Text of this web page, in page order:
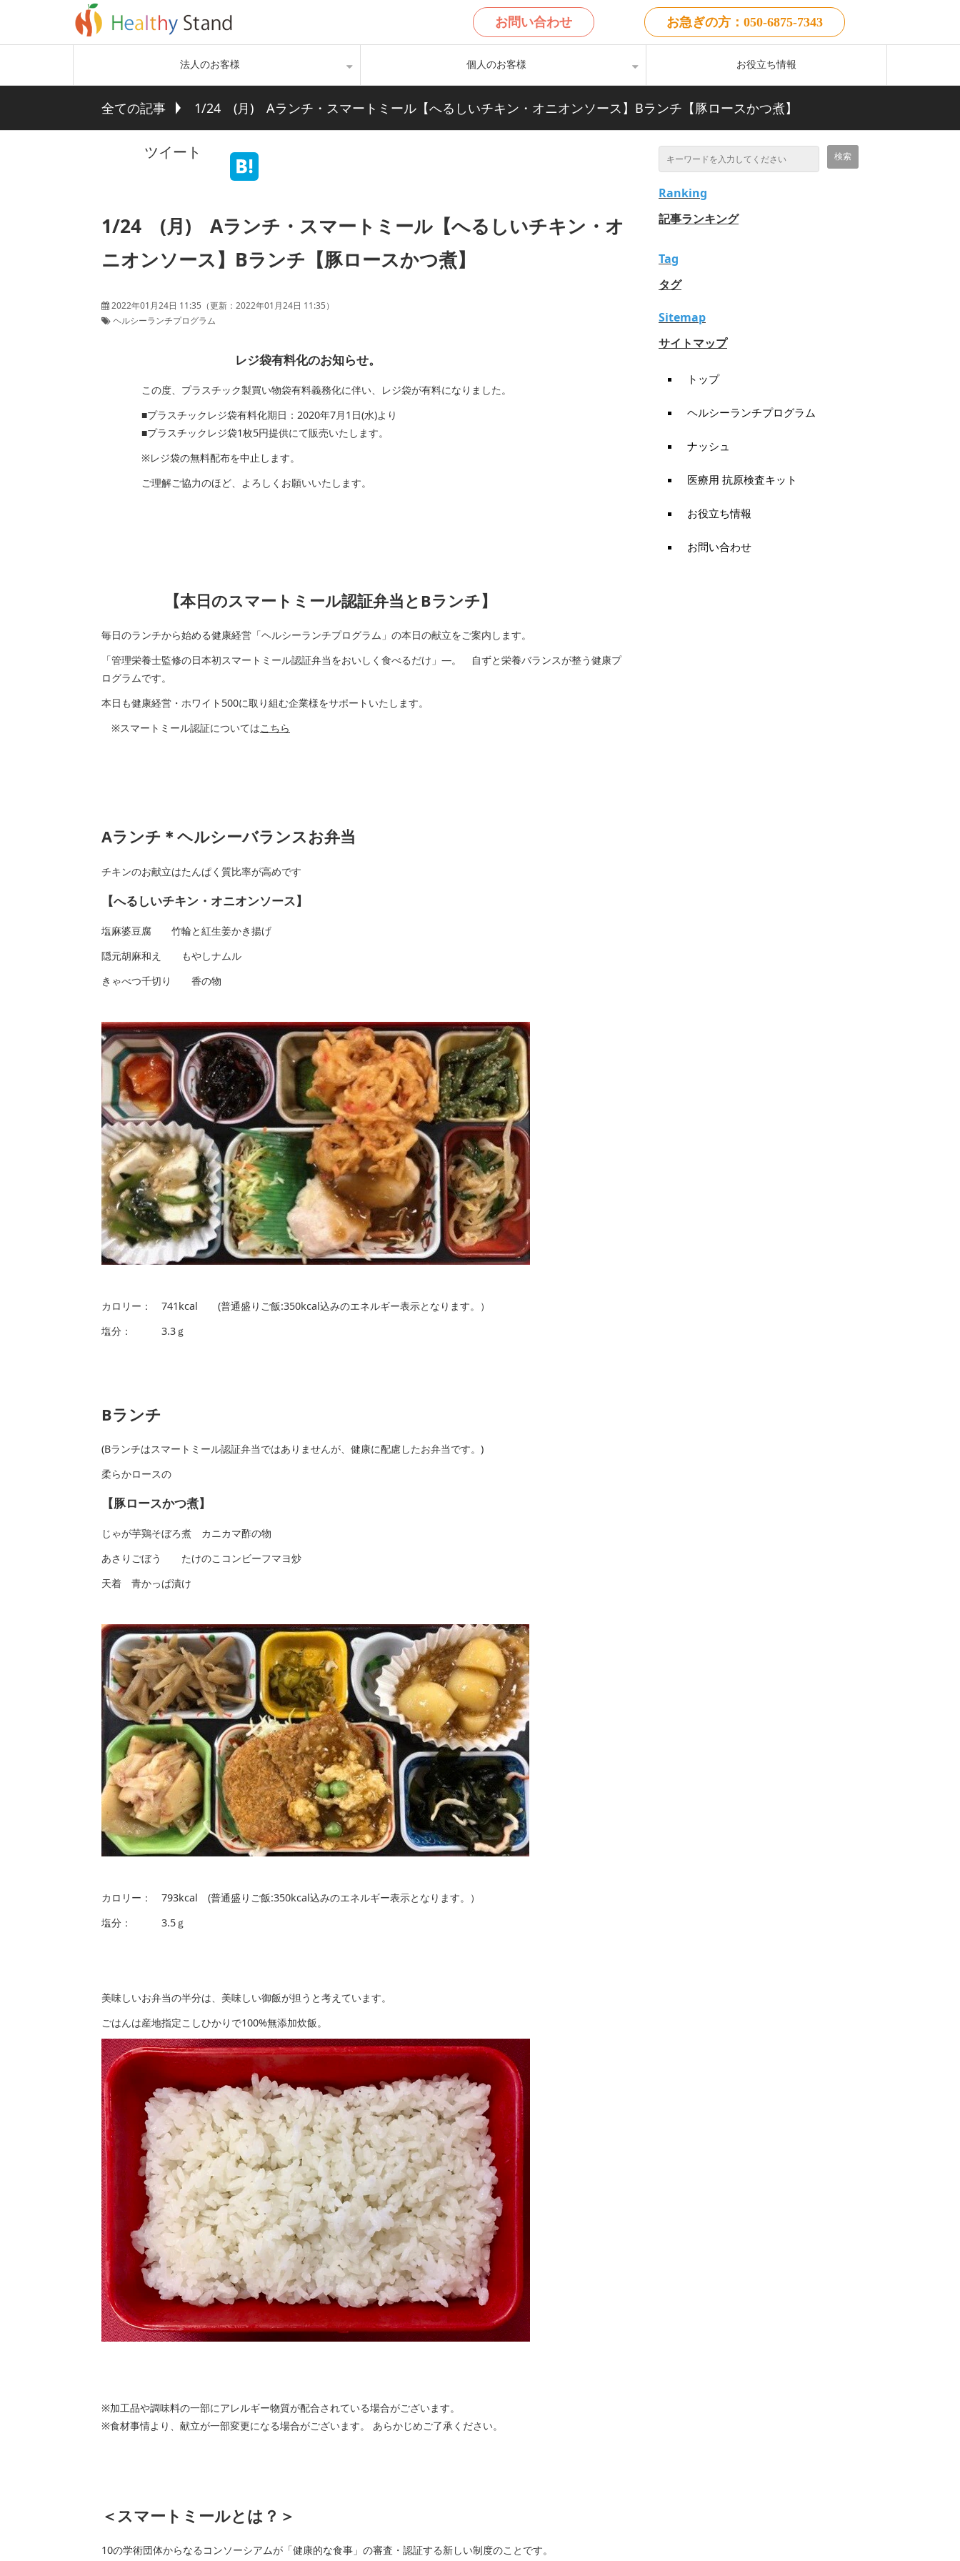
お問い合わせ お急ぎの方：050-6875-7343
法人のお客様 個人のお客様 お役立ち情報
全ての記事 1/24 (月) Aランチ・スマートミール【へるしいチキン・オニオンソース】Bランチ【豚ロースかつ煮】
ツイート
1/24 (月) Aランチ・スマートミール【へるしいチキン・オ
ニオンソース】Bランチ【豚ロースかつ煮】
2022年01月24日 11:35 （更新： 2022年01月24日 11:35）
ヘルシーランチプログラム
レジ袋有料化のお知らせ。
この度、プラスチック製買い物袋有料義務化に伴い、レジ袋が有料になりました。
■プラスチックレジ袋有料化期日：2020年7月1日(水)より
■プラスチックレジ袋1枚5円提供にて販売いたします。
※レジ袋の無料配布を中止します。
ご理解ご協力のほど、よろしくお願いいたします。
【本日のスマートミール認証弁当とBランチ】
毎日のランチから始める健康経営「ヘルシーランチプログラム」の本日の献立をご案内します。
「管理栄養士監修の日本初スマートミール認証弁当をおいしく食べるだけ」―。 自ずと栄養バランスが整う健康プ
ログラムです。
本日も健康経営・ホワイト500に取り組む企業様をサポートいたします。
※スマートミール認証についてはこちら
Aランチ＊ヘルシーバランスお弁当
チキンのお献立はたんぱく質比率が高めです
【へるしいチキン・オニオンソース】
塩麻婆豆腐 竹輪と紅生姜かき揚げ
隠元胡麻和え もやしナムル
きゃべつ千切り 香の物
カロリー： 741kcal (普通盛りご飯:350kcal込みのエネルギー表示となります。）
塩分： 3.3ｇ
Bランチ
(Bランチはスマートミール認証弁当ではありませんが、健康に配慮したお弁当です。)
柔らかロースの
【豚ロースかつ煮】
じゃが芋鶏そぼろ煮 カニカマ酢の物
あさりごぼう たけのこコンビーフマヨ炒
天着 青かっぱ漬け
カロリー： 793kcal (普通盛りご飯:350kcal込みのエネルギー表示となります。）
塩分： 3.5ｇ
美味しいお弁当の半分は、美味しい御飯が担うと考えています。
ごはんは産地指定こしひかりで100%無添加炊飯。
※加工品や調味料の一部にアレルギー物質が配合されている場合がございます。
※食材事情より、献立が一部変更になる場合がございます。 あらかじめご了承ください。
＜スマートミールとは？＞
10の学術団体からなるコンソーシアムが「健康的な食事」の審査・認証する新しい制度のことです。
Ranking
記事ランキング
Tag
タグ
Sitemap
サイトマップ
トップ
ヘルシーランチプログラム
ナッシュ
医療用 抗原検査キット
お役立ち情報
お問い合わせ